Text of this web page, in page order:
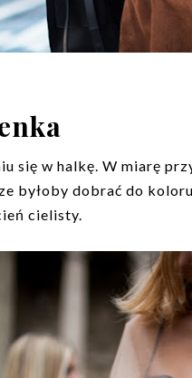
w halkę. W miarę
byłoby dobrać do
cielisty.